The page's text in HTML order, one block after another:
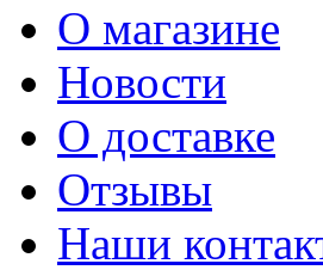
О магазине
Новости
О доставке
Отзывы
Наши